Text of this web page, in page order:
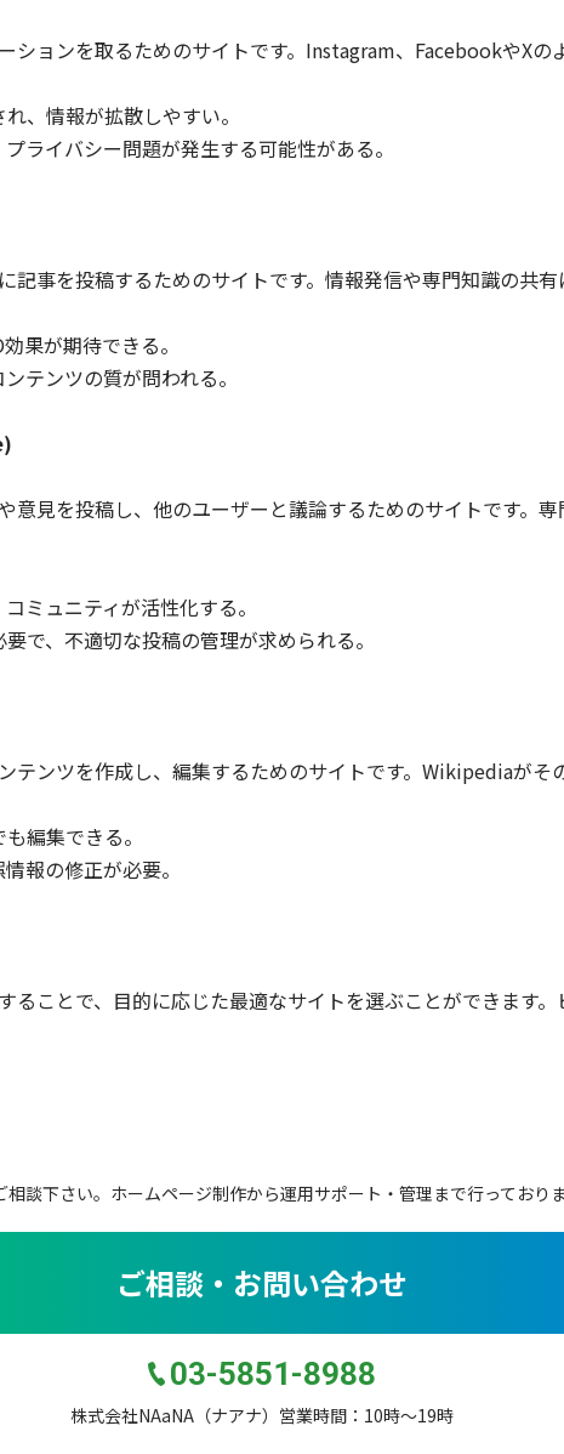
ションを取るためのサイトです。Instagram、FacebookやXの
、情報が拡散しやすい。
ライバシー問題が発生する可能性がある。
事を投稿するためのサイトです。情報発信や専門知識の共有
果が期待できる。
テンツの質が問われる。
意見を投稿し、他のユーザーと議論するためのサイトです。
ミュニティが活性化する。
で、不適切な投稿の管理が求められる。
テンツを作成し、編集するためのサイトです。Wikipediaがそ
編集できる。
報の修正が必要。
ることで、目的に応じた最適なサイトを選ぶことができます
談下さい。 ホームページ制作から運用サポート・管理まで行っておりま
ご相談・お問い合わせ
03-5851-8988
株式会社NAaNA（ナアナ）営業時間：10時〜19時